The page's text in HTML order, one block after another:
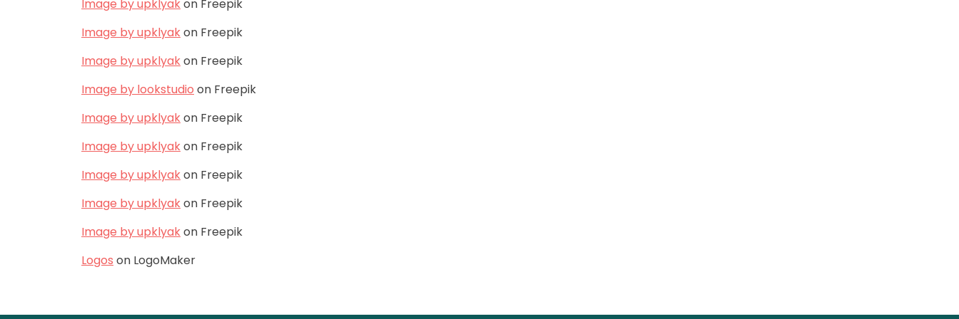
Image by upklyakon Freepik
Image by upklyakon Freepik
Image by upklyakon Freepik
Image by lookstudio on Freepik
Image by upklyakon Freepik
Image by upklyakon Freepik
Image by upklyakon Freepik
Image by upklyakon Freepik
Image by upklyakon Freepik
Logos on LogoMaker